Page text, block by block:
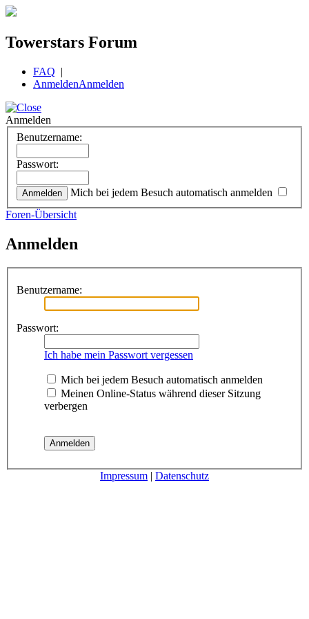
Towerstars Forum
FAQ |
AnmeldenAnmelden
Anmelden
Benutzername:
Passwort:
Mich bei jedem Besuch automatisch anmelden
Foren-Übersicht
Anmelden
Benutzername:
Passwort:
Ich habe mein Passwort vergessen
Mich bei jedem Besuch automatisch anmelden
Meinen Online-Status während dieser Sitzung
verbergen
Impressum | Datenschutz